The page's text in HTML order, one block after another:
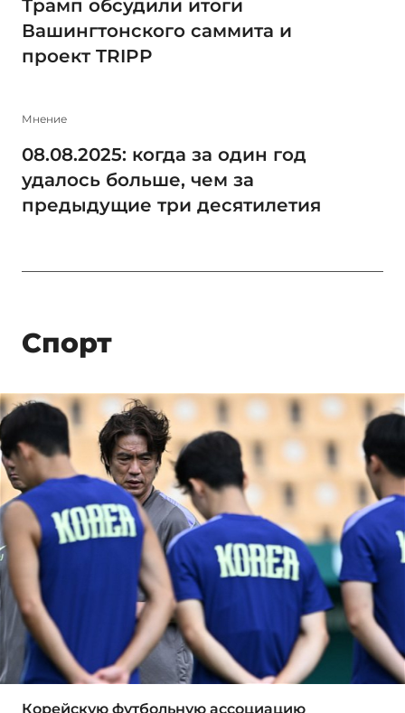
Трамп обсудили итоги
Вашингтонского саммита и
проект TRIPP
Мнение
08.08.2025: когда за один год
удалось больше, чем за
предыдущие три десятилетия
Спорт
Корейскую футбольную ассоциацию